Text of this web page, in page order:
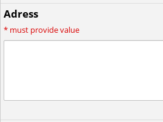
Adress
* must provide value